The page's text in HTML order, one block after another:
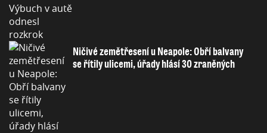
Ničivé zemětřesení u Neapole: Obří balvany
se řítily ulicemi, úřady hlásí 30 zraněných